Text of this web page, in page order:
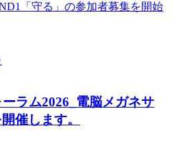
「守る」の参加者募集を開始
ラム2026_電脳メガネサ
催します。